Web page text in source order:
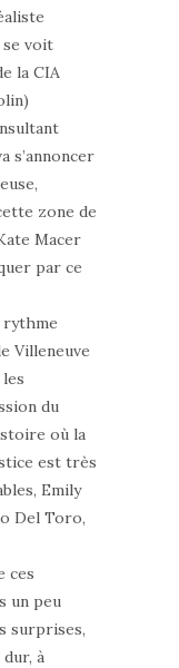
voit
la CIA
s’annoncer
zone de
Macer
par ce
rythme
Villeneuve
du
où la
est très
Emily
Del Toro,
ces
un peu
surprises,
à